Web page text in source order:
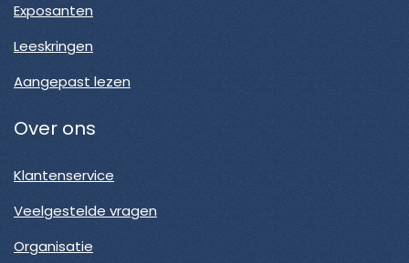
Exposanten
Leeskringen
Aangepast lezen
Over ons
Klantenservice
Veelgestelde vragen
Organisatie